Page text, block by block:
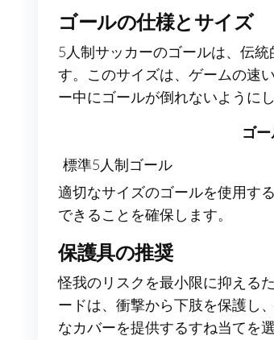
ゴールの仕様とサイズ
5人制サッカーのゴールは、伝
す。このサイズは、ゲームの速
ー中にゴールが倒れないように
ゴ
標準5人制ゴール
適切なサイズのゴールを使用す
できることを確保します。
保護具の推奨
怪我のリスクを最小限に抑える
ードは、衝撃から下肢を保護し
なカバーを提供するすね当てを